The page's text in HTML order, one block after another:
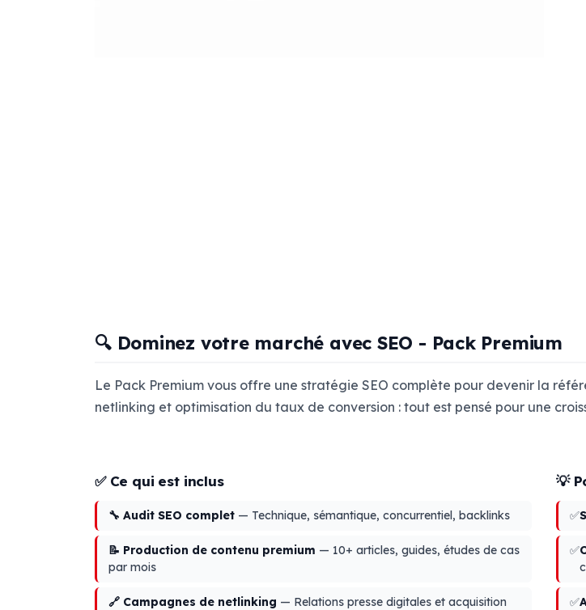
🔍 Dominez votre marché avec SEO - Pack Premium
Le Pack Premium vous offre une stratégie SEO complète pour devenir la
netlinking et optimisation du taux de conversion : tout est pensé pour une
✅ Ce qui est inclus
🔧 Audit SEO complet — Technique, sémantique, concurrentiel, backlinks
📝 Production de contenu premium — 10+ articles, guides, études de cas
par mois
🔗 Campagnes de netlinking — Relations presse digitales et acquisition
💡
✅
✅
✅